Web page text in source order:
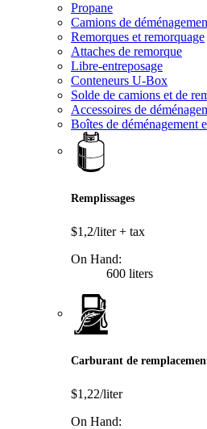
Propane
Camions de
Remorques et remorquage
Attaches de remorque
Libre-entreposage
Conteneurs U-Box
Solde de camions et de
Accessoires de
Boîtes de déménagement
Remplissages
$1,2/liter+ tax
On Hand:
600 liters
Carburant de
$1,22/liter
On Hand: